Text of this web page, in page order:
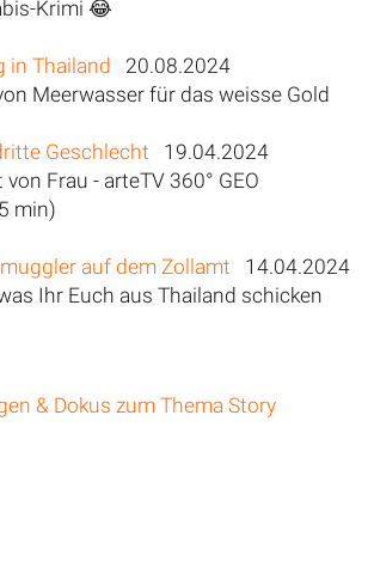
Krimi 😂
in Thailand 20.08.2024
Meerwasser für das weisse Gold
Geschlecht 19.04.2024
Frau - arteTV 360° GEO
min)
auf dem Zollamt 14.04.2024
Ihr Euch aus Thailand schicken
& Dokus zum Thema Story